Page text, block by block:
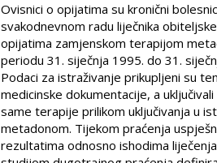
Ovisnici o opijatima su kronični
svakodnevnom radu liječnika
opijatima zamjenskom terapijom
periodu 31. siječnja 1995. do 31.
Podaci za istraživanje prikupljeni su
medicinske dokumentacije, a
same terapije prilikom uključivanja u
metadonom. Tijekom praćenja
rezultatima odnosno ishodima